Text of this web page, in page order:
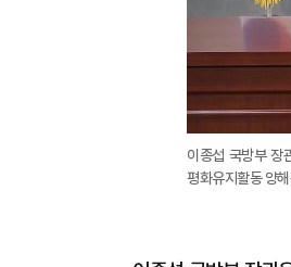
이종섭 국방부 장
평화유지활동 양